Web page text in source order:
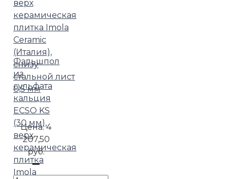
Фальшпол
из
сульфата
кальция
ECSO KS
(30 мм),
верх
керамическая
плитка
Imola
Цена:4
207,50
руб.